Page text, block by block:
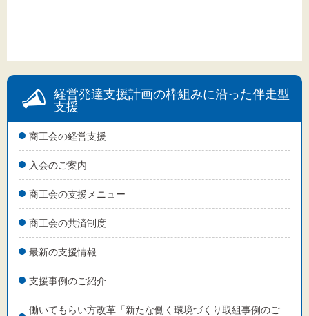
経営発達支援計画の枠組みに沿った伴走型
支援
商工会の経営支援
入会のご案内
商工会の支援メニュー
商工会の共済制度
最新の支援情報
支援事例のご紹介
働いてもらい方改革「新たな働く環境づくり取組事例のご